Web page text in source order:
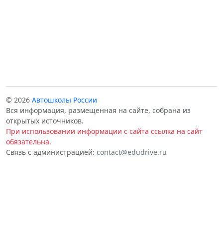
© 2026 Автошколы России
Вся информация, размещенная на сайте, собрана из
открытых источников.
При использовании информации с сайта ссылка на сайт
обязательна.
Связь с администрацией: contact@edudrive.ru